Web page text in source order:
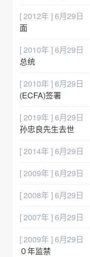
[ 2012年 ] 6月29日
面
[ 2010年 ] 6月29日
总统
[ 2010年 ] 6月29日
(ECFA)签署
[ 2019年 ] 6月29日
孙忠良先生去世
[ 2014年 ] 6月29日
[ 2009年 ] 6月29日
[ 2008年 ] 6月29日
[ 2007年 ] 6月29日
[ 2009年 ] 6月29日
０年监禁